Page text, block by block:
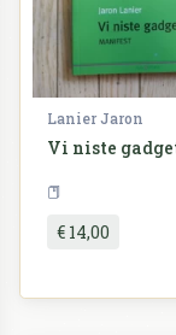
Lanier Jaron
Vi niste
€ 14,00